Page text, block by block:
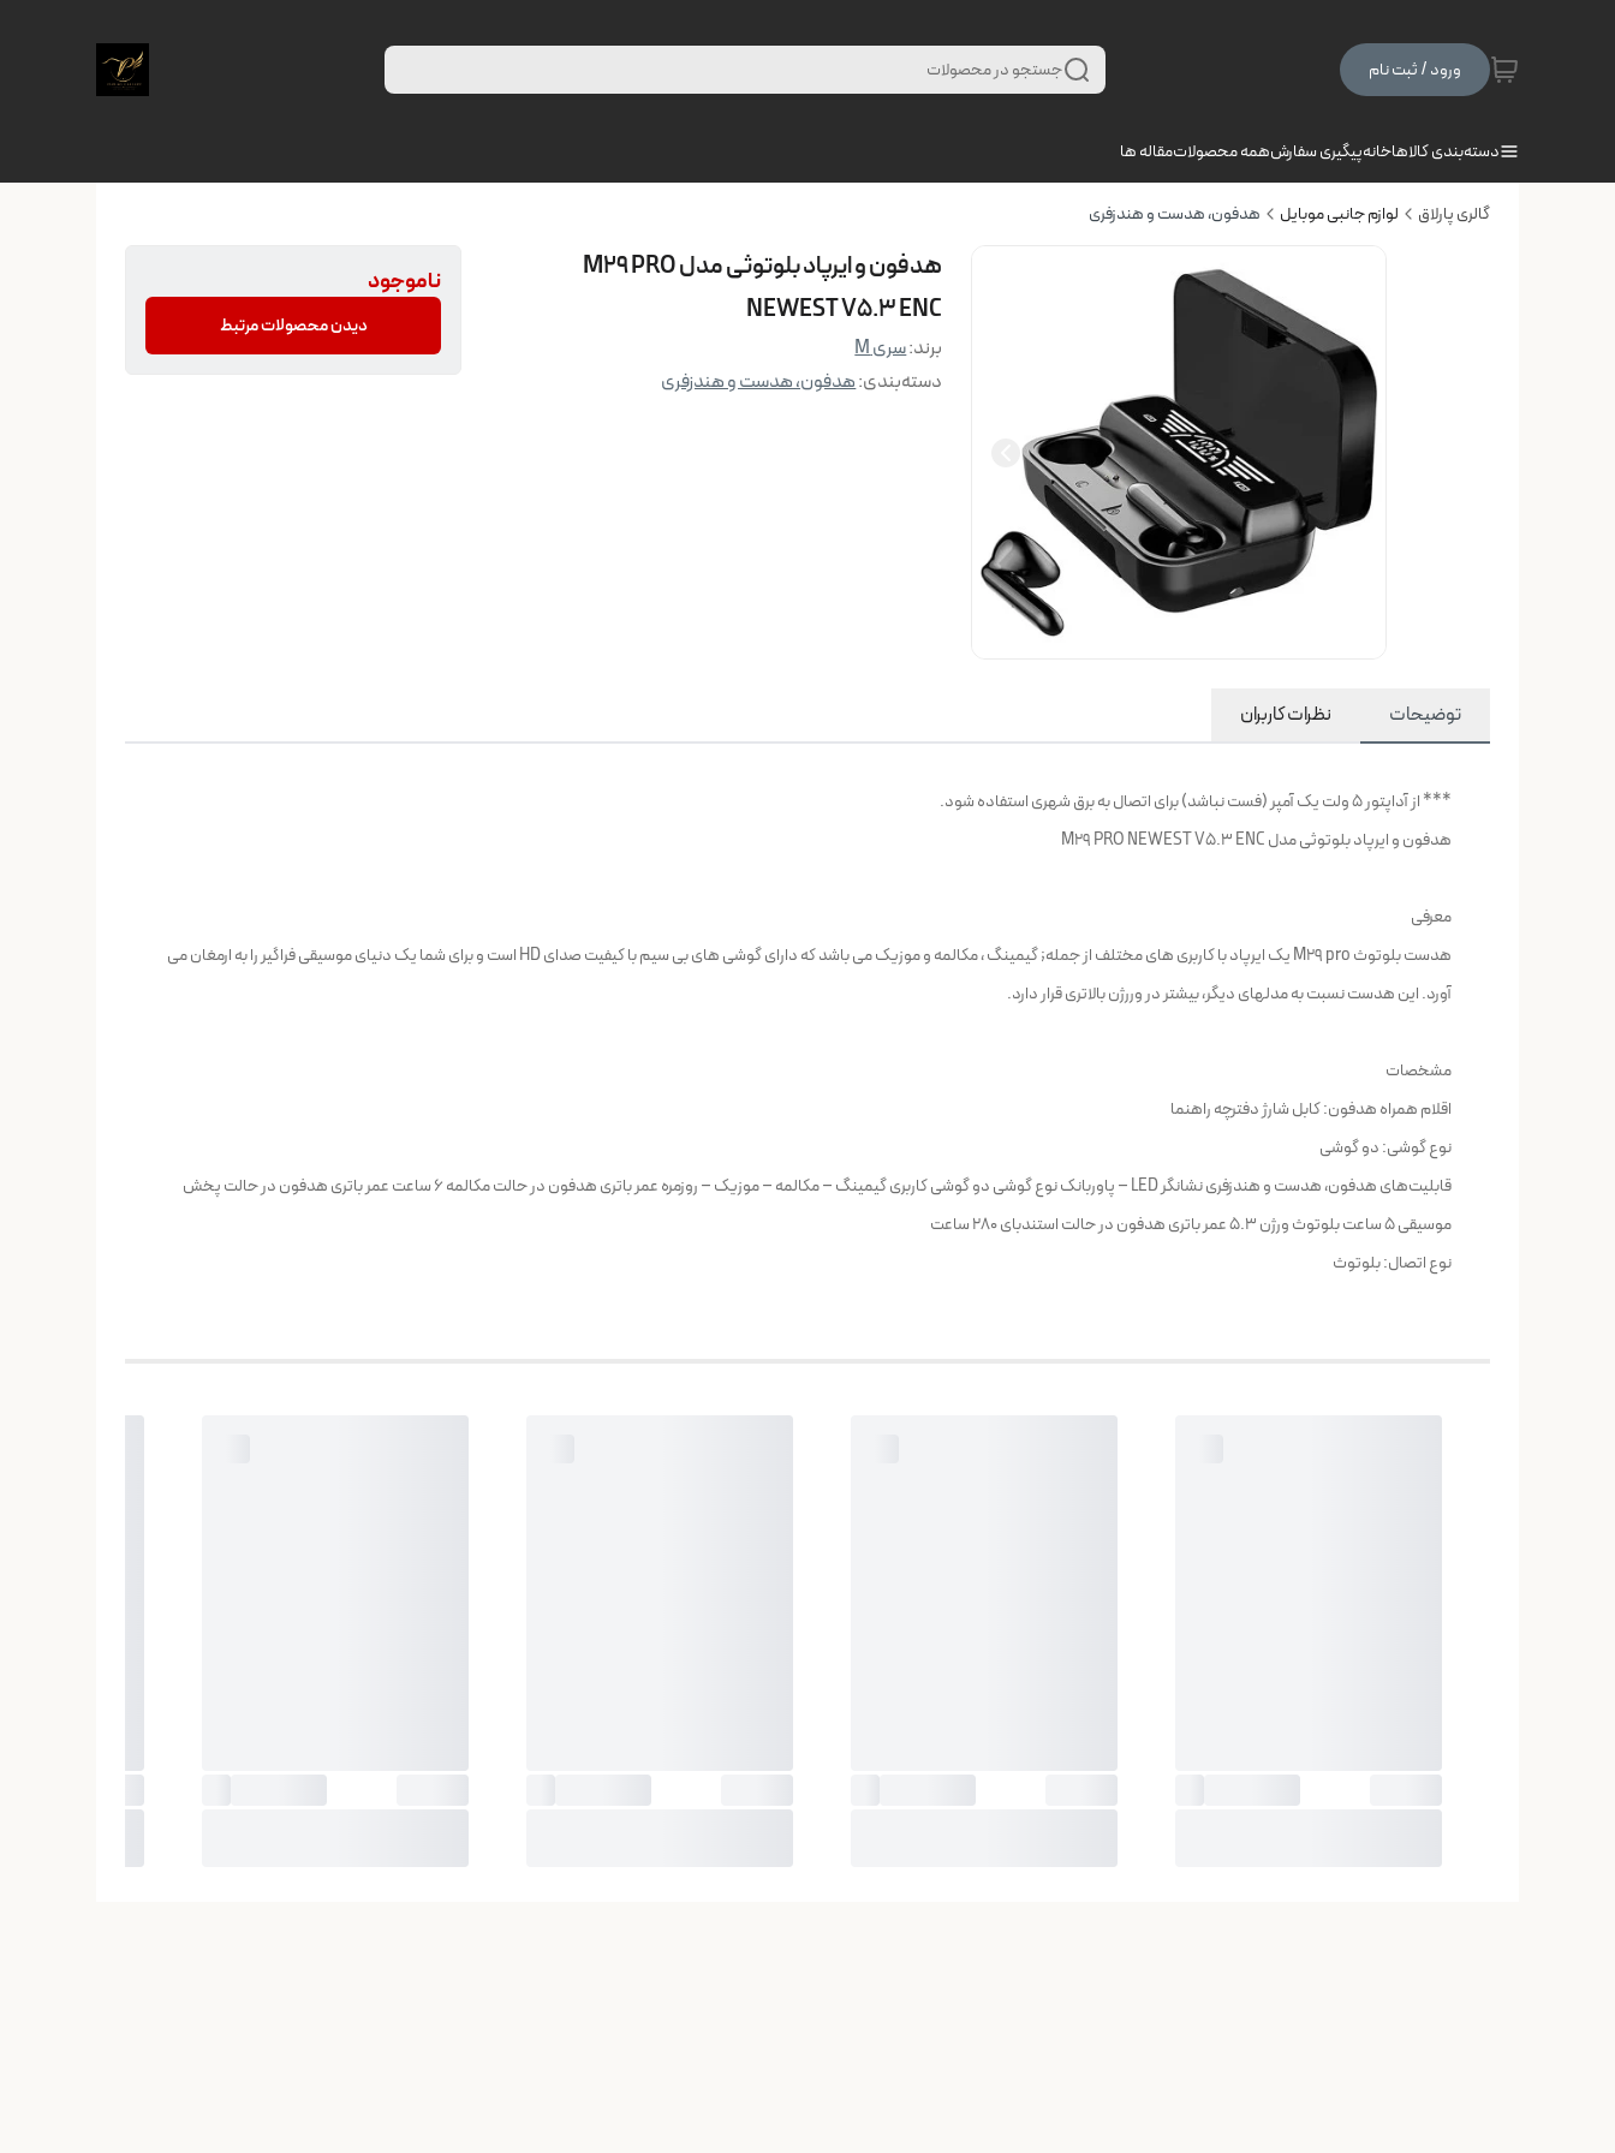
ورود / ثبت نام جستجو در محصولات
دسته‌بندی کالاهاخانهپیگیری سفارشهمه محصولاتمقاله ها
گالری پارلاق لوازم جانبی موبایل هدفون، هدست و هندزفری
هدفون و ایرپاد بلوتوثی مدل M29 PRO
NEWEST V5.3 ENC
برند:سری M
دسته‌بندی:هدفون، هدست و هندزفری
ناموجود
دیدن محصولات مرتبط
توضیحات نظرات کاربران
*** از آداپتور 5 ولت یک آمپر (فست نباشد) برای اتصال به برق شهری استفاده شود.
هدفون و ایرپاد بلوتوثی مدل M29 PRO NEWEST V5.3 ENC
معرفی
هدست بلوتوث M29 pro یک ایرپاد با کاربری های مختلف از جمله; گیمینگ ، مکالمه و موزیک می باشد که دارای گوشی های بی سیم با کیفیت صدای HD است و برای شما یک دنیای موسیقی فراگیر را به ارمغان می
آورد. این هدست نسبت به مدلهای دیگر، بیشتر در وررژن بالاتری قرار دارد.
مشخصات
اقلام همراه هدفون: کابل شارژ دفترچه راهنما
نوع گوشی: دو گوشی
قابلیت‌های هدفون، هدست و هندزفری نشانگر LED – پاوربانک نوع گوشی دو گوشی کاربری گیمینگ – مکالمه – موزیک – روزمره عمر باتری هدفون در حالت مکالمه 6 ساعت عمر باتری هدفون در حالت پخش
موسیقی 5 ساعت بلوتوث ورژن 5.3 عمر باتری هدفون در حالت استندبای 280 ساعت
نوع اتصال: بلوتوث